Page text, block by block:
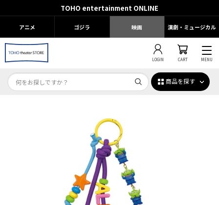
TOHO entertainment ONLINE
アニメ ゴジラ 映画 演劇・ミュージカル
LOGIN CART MENU
商品を探す